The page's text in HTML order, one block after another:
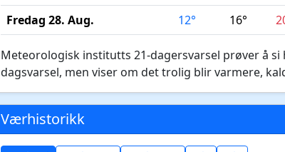
Fredag 28. Aug.
12° 16°
Meteorologisk institutts 21-dagersvarsel prøver å
dagsvarsel, men viser om det trolig blir varmere,
Værhistorikk